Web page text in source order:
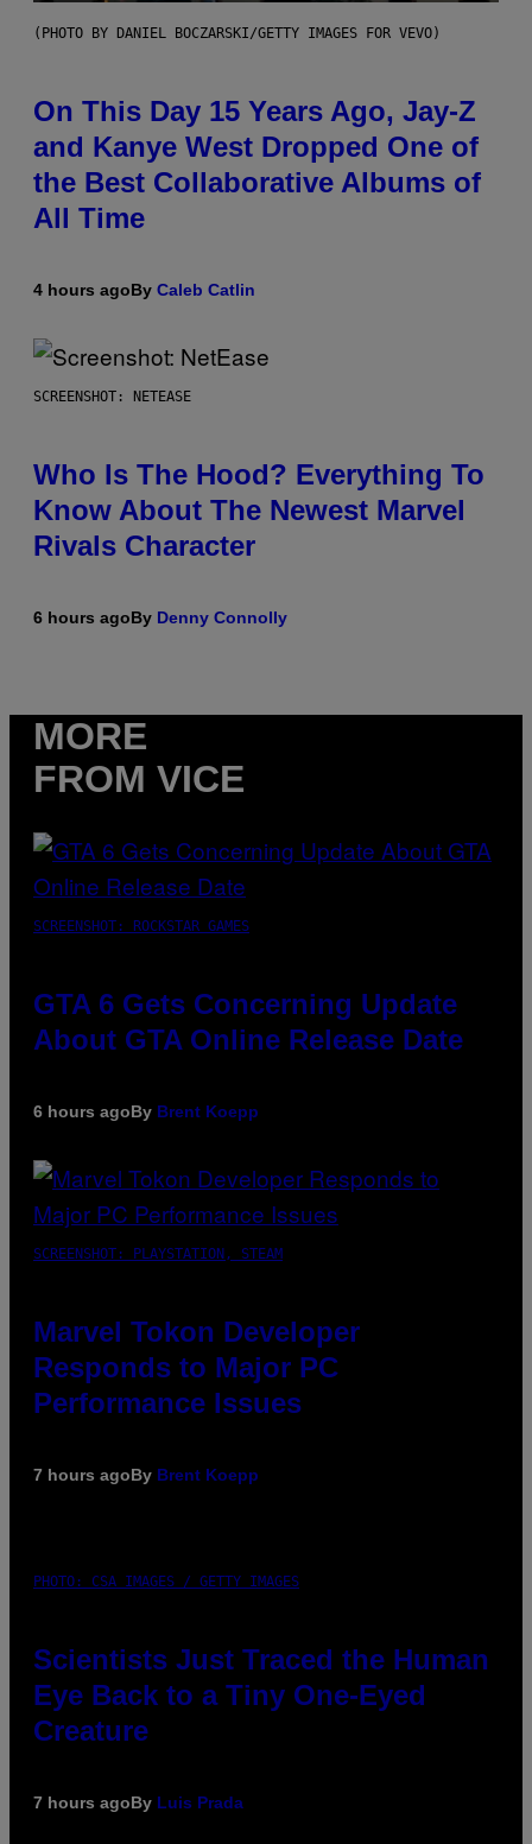
(PHOTO BY DANIEL BOCZARSKI/GETTY IMAGES FOR VEVO)
On This Day 15 Years Ago, Jay-Z
and Kanye West Dropped One of
the Best Collaborative Albums of
All Time
4 hours agoBy Caleb Catlin
SCREENSHOT: NETEASE
Who Is The Hood? Everything To
Know About The Newest Marvel
Rivals Character
6 hours agoBy Denny Connolly
MORE
FROM VICE
SCREENSHOT: ROCKSTAR GAMES
GTA 6 Gets Concerning Update
About GTA Online Release Date
6 hours agoBy Brent Koepp
SCREENSHOT: PLAYSTATION, STEAM
Marvel Tokon Developer
Responds to Major PC
Performance Issues
7 hours agoBy Brent Koepp
PHOTO: CSA IMAGES / GETTY IMAGES
Scientists Just Traced the Human
Eye Back to a Tiny One-Eyed
Creature
7 hours agoBy Luis Prada